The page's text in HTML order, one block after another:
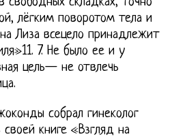
лёгким поворотом тела и
Лиза всецело принадлежит
7. Не было ее и у
цель— не отвлечь
собрал гинеколог
книге «Взгляд на